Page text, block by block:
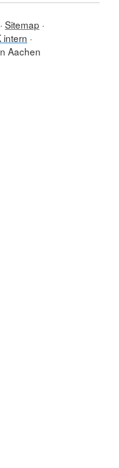
Sitemap
intern
Aachen